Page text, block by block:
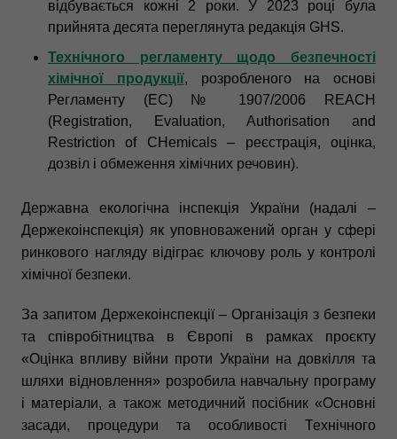
відбувається кожні 2 роки. У 2023 році була
прийнята десята переглянута редакція GHS.
Технічного регламенту щодо безпечності
хімічної продукції, розробленого на основі
Регламенту (ЕС) № 1907/2006 REACH
(Registration, Evaluation, Authorisation and
Restriction of CHemicals – реєстрація, оцінка,
дозвіл і обмеження хімічних речовин).
Державна екологічна інспекція України (надалі –
Держекоінспекція) як уповноважений орган у сфері
ринкового нагляду відіграє ключову роль у контролі
хімічної безпеки.
За запитом Держекоінспекції – Організація з безпеки
та співробітництва в Європі в рамках проєкту
«Оцінка впливу війни проти України на довкілля та
шляхи відновлення» розробила навчальну програму
і матеріали, а також методичний посібник «Основні
засади, процедури та особливості Технічного